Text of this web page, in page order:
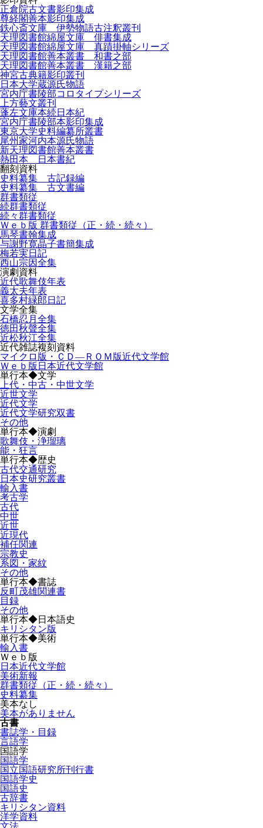
正倉院古文書影印集成
尊経閣善本影印集成
鉄心斎文庫 伊勢物語古注釈叢刊
天理図書館綿屋文庫 俳書集成
天理図書館綿屋文庫 真蹟掛軸シリーズ
天理図書館善本叢書 和書之部
天理図書館善本叢書 漢籍之部
神宮古典籍影印叢刊
日本大学蔵源氏物語
宮内庁書陵部コロタイプシリーズ
上方藝文叢刊
蓬左文庫本続日本紀
宮内庁書陵部本影印集成
東京大学史料編纂所叢書
尾州家河内本源氏物語
新天理図書館善本叢書
熱田本 日本書紀
翻刻資料
史料纂集 古記録編
史料纂集 古文書編
群書類従
続群書類従
続々群書類従
Ｗｅｂ版 群書類従（正・続・続々）
馬琴書翰集成
与謝野寛晶子書簡集成
梅若実日記
西山宗因全集
演劇資料
近代歌舞伎年表
義太夫年表
喜多村緑郎日記
文学全集
石橋忍月全集
徳田秋聲全集
近松秋江全集
近代雑誌複刻資料
マイクロ版・ＣＤ―ＲＯＭ版近代文学館
Ｗｅｂ版日本近代文学館
単行本◆文学
上代・中古・中世文学
近世文学
近代文学
近代文学研究双書
その他
単行本◆演劇
歌舞伎・浄瑠璃
能・狂言
単行本◆歴史
古代交通研究
日本史研究叢書
輸入書
考古学
古代
中世
近世
近現代
補任関連
宗教史
系図・家紋
その他
単行本◆書誌
反町茂雄関連書
目録
その他
単行本◆日本語史
キリシタン版
単行本◆美術
輸入書
Ｗｅｂ版
日本近代文学館
美術新報
群書類従（正・続・続々）
史料纂集
美本なし
美本がありません
古書
書誌学・目録
言語学
国語学
国語学
国立国語研究所刊行書
国語学史
国語史
古辞書
キリシタン資料
洋学資料
文法